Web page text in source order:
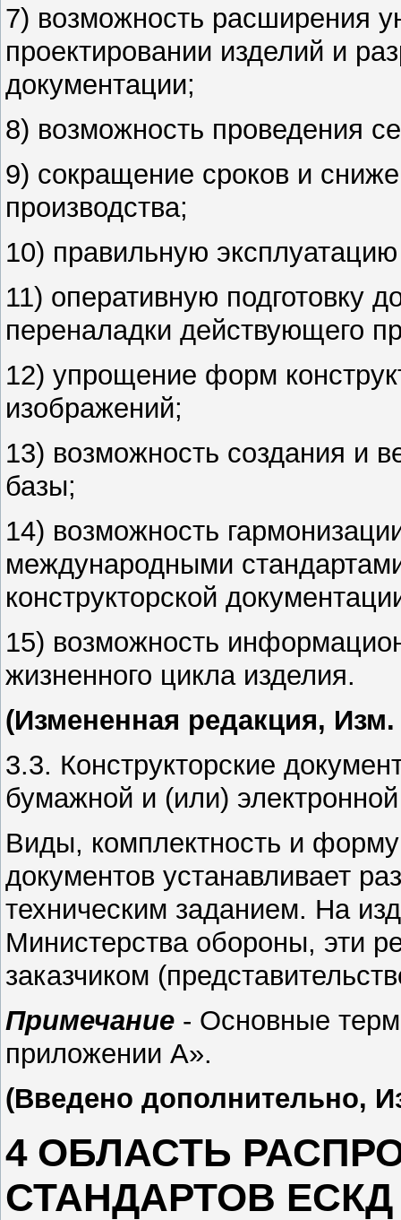
7) возможность расширения
проектировании изделий и
документации;
8) возможность проведения
9) сокращение сроков и
производства;
10) правильную
11) оперативную подготовку
переналадки действующего
12) упрощение форм
изображений;
13) возможность создания и
базы;
14) возможность
международными
конструкторской
15) возможность
жизненного цикла изделия.
(Измененная редакция,
3.3. Конструкторские
бумажной и (или)
Виды, комплектность и
документов устанавливает
техническим заданием. На
Министерства обороны, эти
заказчиком
Примечание - Основные
приложении А».
(Введено дополнительно,
4 ОБЛАСТЬ
СТАНДАРТОВ ЕСКД